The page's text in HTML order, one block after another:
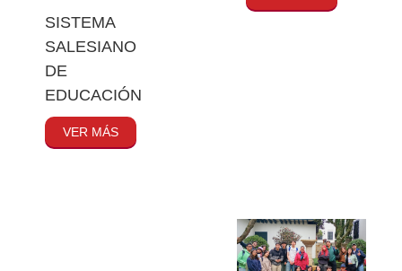
SISTEMA
SALESIANO
DE
EDUCACIÓN
VER MÁS